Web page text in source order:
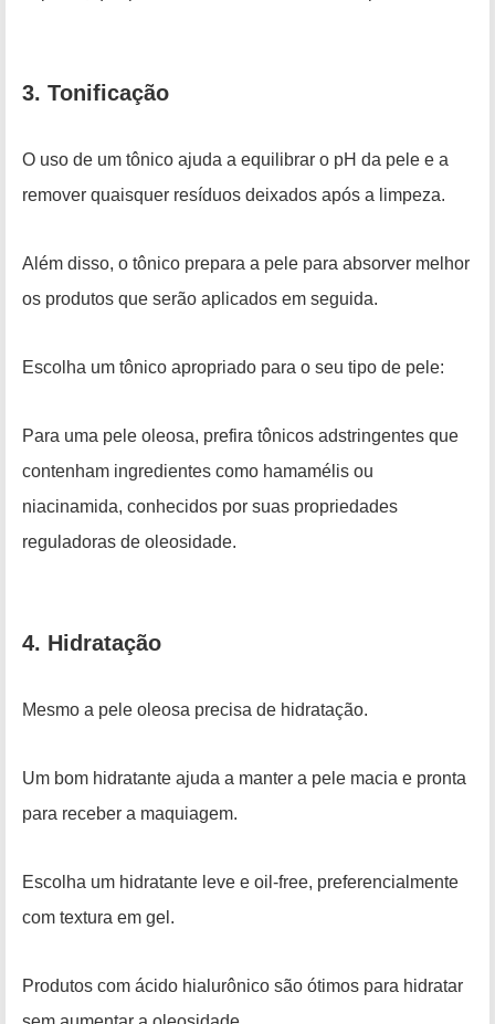
3. Tonificação
O uso de um tônico ajuda a equilibrar o pH da pele e a
remover quaisquer resíduos deixados após a limpeza.
Além disso, o tônico prepara a pele para absorver melhor
os produtos que serão aplicados em seguida.
Escolha um tônico apropriado para o seu tipo de pele:
Para uma pele oleosa, prefira tônicos adstringentes que
contenham ingredientes como hamamélis ou
niacinamida, conhecidos por suas propriedades
reguladoras de oleosidade.
4. Hidratação
Mesmo a pele oleosa precisa de hidratação.
Um bom hidratante ajuda a manter a pele macia e pronta
para receber a maquiagem.
Escolha um hidratante leve e oil-free, preferencialmente
com textura em gel.
Produtos com ácido hialurônico são ótimos para hidratar